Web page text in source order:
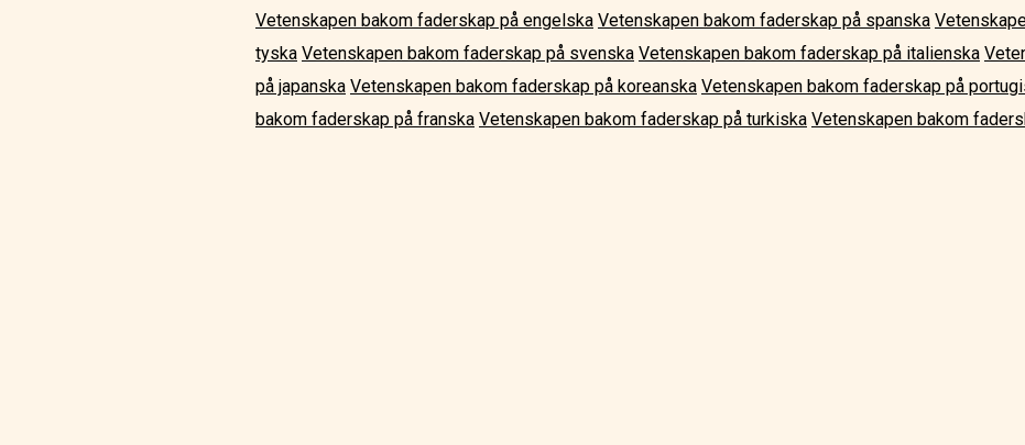
Vetenskapen bakom faderskap på engelska Vetenskapen bakom faderskap på spanska
tyska Vetenskapen bakom faderskap på svenska Vetenskapen bakom faderskap på italienska
på japanska Vetenskapen bakom faderskap på koreanska Vetenskapen bakom faderskap på
bakom faderskap på franska Vetenskapen bakom faderskap på turkiska Vetenskapen bakom